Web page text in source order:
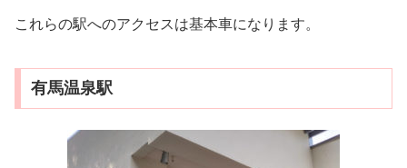
これらの駅へのアクセスは基本車になります。
有馬温泉駅